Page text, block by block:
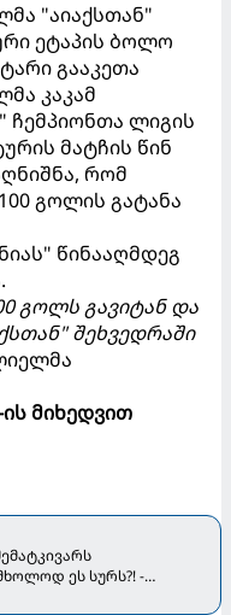
"აიაქსთან"
ეტაპის ბოლო
გააკეთა
კაკამ
ჩემპიონთა ლიგის
მატჩის წინ
რომ
გოლის გატანა
წინააღმდეგ
გოლს გავიტან და
შეხვედრაში
მიხედვით
ეს სურს?! -